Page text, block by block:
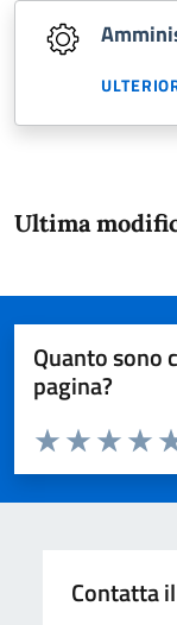
Ultima
Quanto sono
pagina?
Domanda
Valuta da 1 a 5 stelle
Valuta 3
Valuta 2
Valuta 1 stelle
Contatta